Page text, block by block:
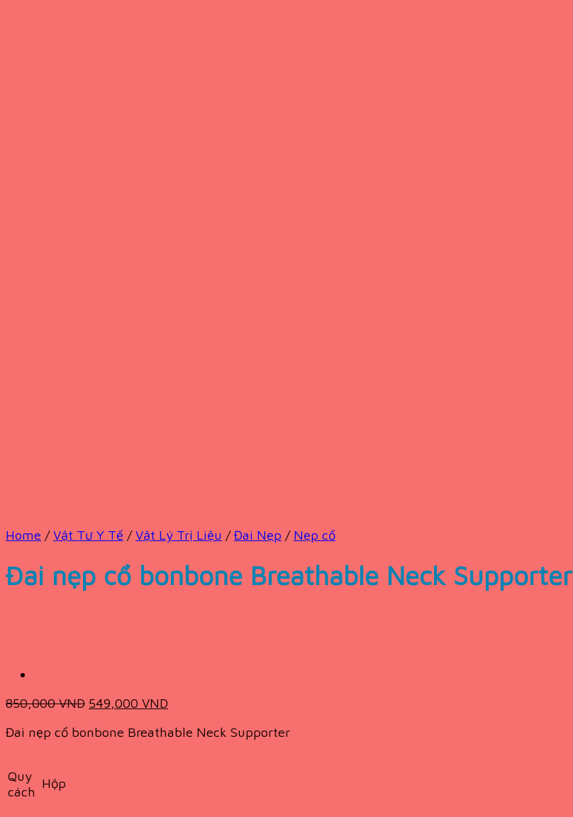
Home / Vật Tư Y Tế / Vật Lý Trị Liệu / Đai Nẹp / Nẹp cổ
Đai nẹp cổ bonbone Breathable Neck Supporter
850,000VND Original
was:
549,000 VND
is:
Đai nẹp cổ bonbone Breathable Neck Supporter
Quy
cách
Hộp